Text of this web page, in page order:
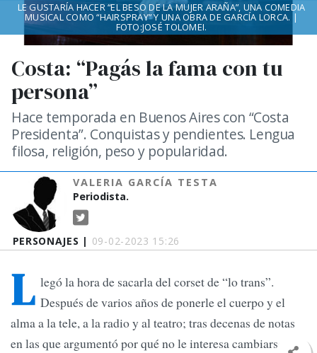
PERSONAJES | 09-02-2023 15:26
Costa: “Pagás la fama con tu
persona”
Hace temporada en Buenos Aires con “Costa
Presidenta”. Conquistas y pendientes. Lengua
filosa, religión, peso y popularidad.
VALERIA GARCÍA TESTA
Periodista.
LE GUSTARÍA HACER “EL BESO DE LA MUJER ARAÑA”, UNA COMEDIA
MUSICAL COMO “HAIRSPRAY” Y UNA OBRA DE GARCÍA LORCA. |
FOTO:JOSÉ TOLOMEI.
L legó la hora de sacarla del corset de “lo trans”.
Después de varios años de ponerle el cuerpo y el
alma a la tele, a la radio y al teatro; tras decenas de notas
en las que argumentó por qué no le interesa cambiarse el